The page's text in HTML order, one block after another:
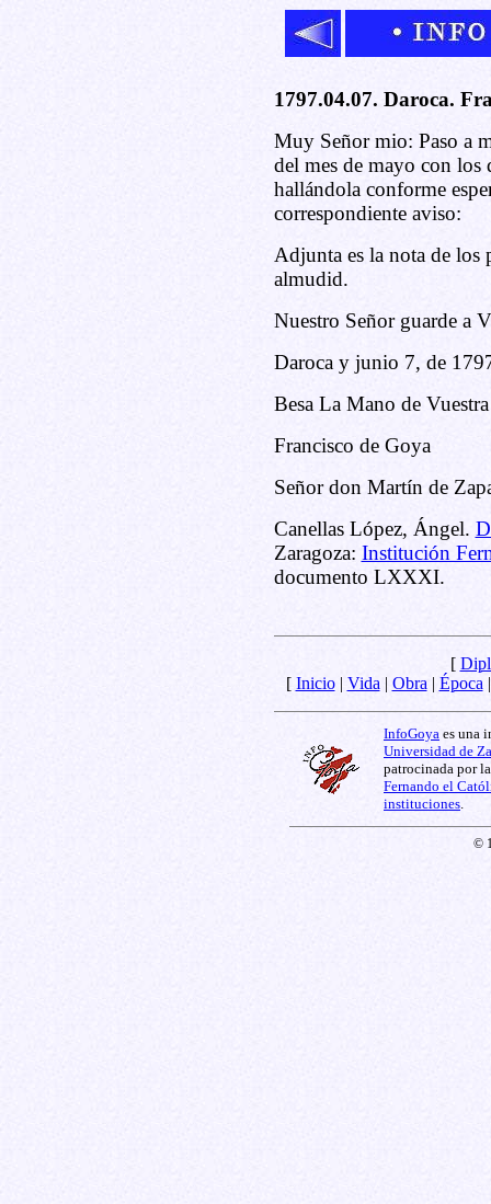
1797.04.07. Daroca.
Muy Señor mio: Paso a
del mes de mayo con
hallándola conforme
correspondiente aviso:
Adjunta es la nota de los
almudid.
Nuestro Señor guarde a
Daroca y junio 7, de
Besa La Mano de
Francisco de Goya
Señor don Martín de
Canellas López, Ángel.
Zaragoza: Institución
documento LXXXI.
[
[ Inicio| Vida | Obra | Época
InfoGoya es una
Universidad de
patrocinada por
Fernando el
instituciones
©